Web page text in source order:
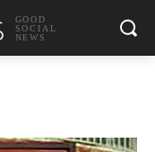
GOOD
SOCIAL
NEWS